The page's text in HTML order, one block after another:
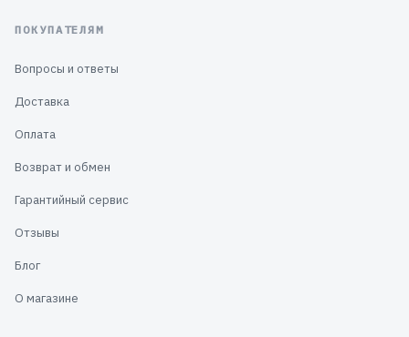
ПОКУПАТЕЛЯМ
Вопросы и ответы
Доставка
Оплата
Возврат и обмен
Гарантийный сервис
Отзывы
Блог
О магазине